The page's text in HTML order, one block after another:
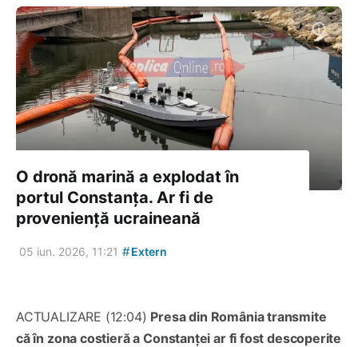
O dronă marină a explodat în
portul Constanța. Ar fi de
proveniență ucraineană
05 iun. 2026, 11:21 #Extern
ACTUALIZARE (12:04) Presa din România transmite
că în zona costieră a Constanței ar fi fost descoperite